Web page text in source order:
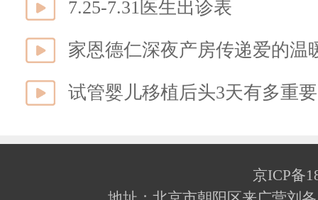
7.25-7.31医生出诊表
家恩德仁深夜产房传递爱的温
试管婴儿移植后头3天有多重
京ICP备